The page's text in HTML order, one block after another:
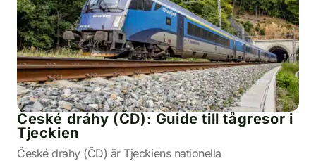
České dráhy (ČD): Guide till tågresor i
Tjeckien
České dráhy (ČD) är Tjeckiens nationella